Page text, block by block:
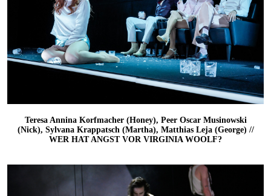
Teresa Annina Korfmacher (Honey), Peer Oscar Musinowski
(Nick), Sylvana Krappatsch (Martha), Matthias Leja (George) //
WER HAT ANGST VOR VIRGINIA WOOLF?